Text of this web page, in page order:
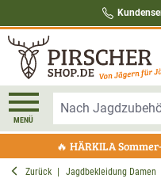
MENÜ
🔥 HÄRKILA
Zurück Jagdbekleidung Damen